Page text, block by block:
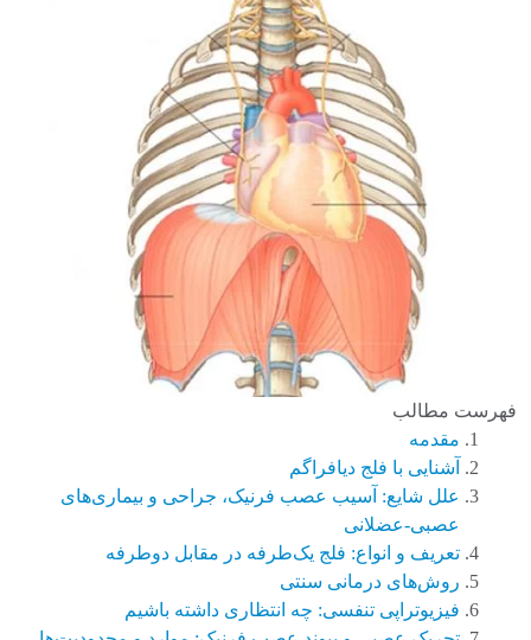
فهرست مطالب
مقدمه
آشنایی با فلج دیافراگم
علل شایع: آسیب عصب فرنیک، جراحی و بیماری‌های
عصبی-عضلانی
تعریف و انواع: فلج یک‌طرفه در مقابل دوطرفه
روش‌های درمانی سنتی
فیزیوتراپی تنفسی: چه انتظاری داشته باشیم